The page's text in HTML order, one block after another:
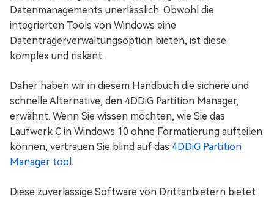
Datenmanagements unerlässlich. Obwohl die
integrierten Tools von Windows eine
Datenträgerverwaltungsoption bieten, ist diese
komplex und riskant.
Daher haben wir in diesem Handbuch die sichere und
schnelle Alternative, den 4DDiG Partition Manager,
erwähnt. Wenn Sie wissen möchten, wie Sie das
Laufwerk C in Windows 10 ohne Formatierung aufteilen
können, vertrauen Sie blind auf das 4DDiG Partition
Manager tool .
Diese zuverlässige Software von Drittanbietern bietet